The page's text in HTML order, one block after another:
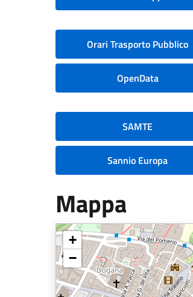
Orari Trasporto Pubblico
OpenData
SAMTE
Sannio Europa
Mappa
+
−